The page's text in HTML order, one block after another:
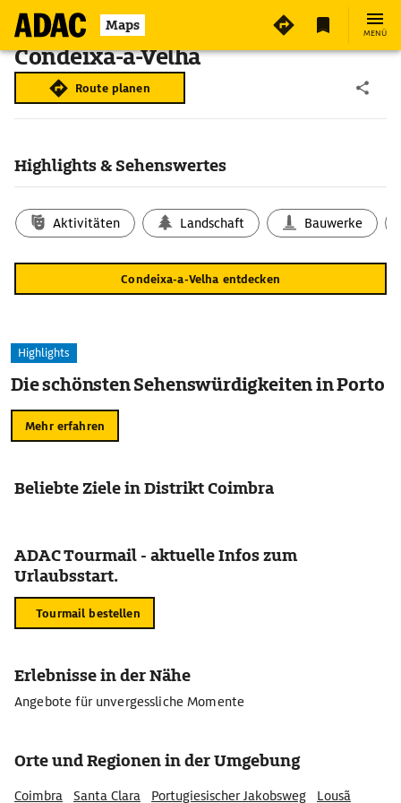
Maps MENÜ
Condeixa-a-Velha
Route planen
Highlights & Sehenswertes
Aktivitäten Landschaft Bauwerke
Condeixa-a-Velha entdecken
Highlights
Die schönsten Sehenswürdigkeiten in Porto
Mehr erfahren
Beliebte Ziele in Distrikt Coimbra
ADAC Tourmail - aktuelle Infos zum
Urlaubsstart.
Tourmail bestellen
Erlebnisse in der Nähe
Angebote für unvergessliche Momente
Orte und Regionen in der Umgebung
Coimbra Santa Clara Portugiesischer Jakobsweg Lousã